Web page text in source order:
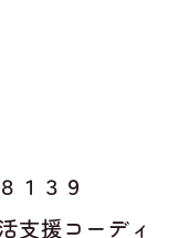
１３９
支援コーディ